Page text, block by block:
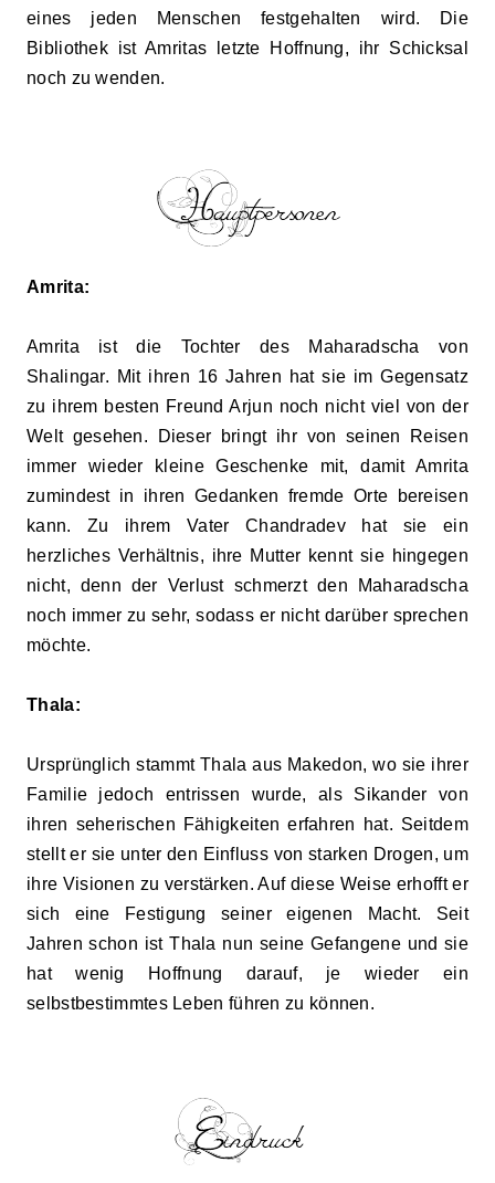
eines jeden Menschen festgehalten wird. Die
Bibliothek ist Amritas letzte Hoffnung, ihr Schicksal
noch zu wenden.
Amrita:
Amrita ist die Tochter des Maharadscha von
Shalingar. Mit ihren 16 Jahren hat sie im Gegensatz
zu ihrem besten Freund Arjun noch nicht viel von der
Welt gesehen. Dieser bringt ihr von seinen Reisen
immer wieder kleine Geschenke mit, damit Amrita
zumindest in ihren Gedanken fremde Orte bereisen
kann. Zu ihrem Vater Chandradev hat sie ein
herzliches Verhältnis, ihre Mutter kennt sie hingegen
nicht, denn der Verlust schmerzt den Maharadscha
noch immer zu sehr,sodass er nicht darüber sprechen
möchte.
Thala:
Ursprünglich stammt Thala aus Makedon, wo sie ihrer
Familie jedoch entrissen wurde, als Sikander von
ihren seherischen Fähigkeiten erfahren hat. Seitdem
stellt er sie unter den Einfluss von starken Drogen, um
ihre Visionen zu verstärken. Auf diese Weise erhofft er
sich eine Festigung seiner eigenen Macht. Seit
Jahren schon ist Thala nun seine Gefangene und sie
hat wenig Hoffnung darauf, je wieder ein
selbstbestimmtes Leben führen zu können.